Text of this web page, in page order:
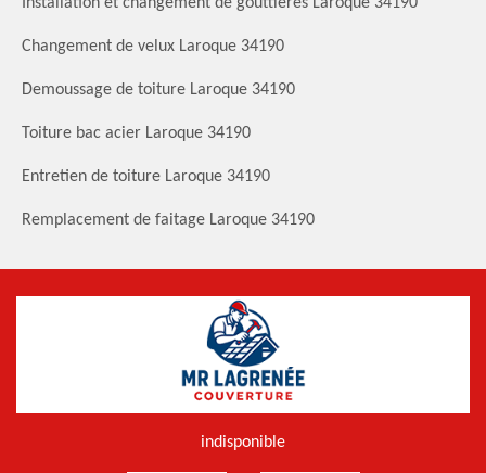
Changement de velux Laroque 34190
Demoussage de toiture Laroque 34190
Toiture bac acier Laroque 34190
Entretien de toiture Laroque 34190
Remplacement de faitage Laroque 34190
indisponible